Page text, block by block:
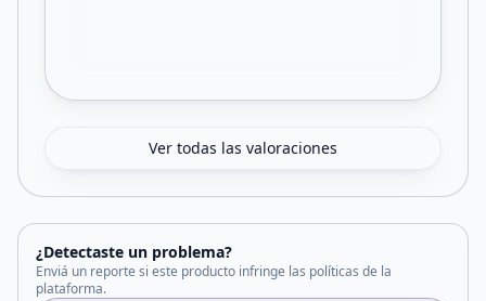
Ver todas las valoraciones
¿Detectaste un problema?
Enviá un reporte si este producto infringe las políticas de la
plataforma.